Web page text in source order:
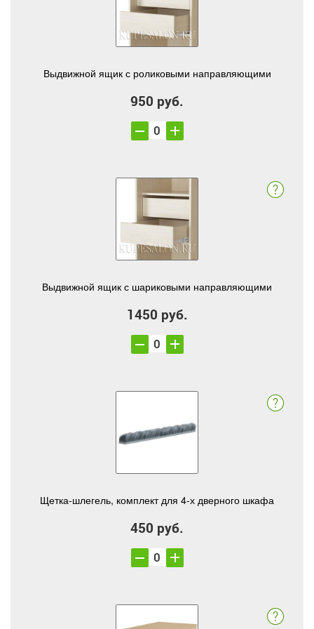
Выдвижной ящик с роликовыми направляющими
950 руб.
Выдвижной ящик с шариковыми направляющими
1450 руб.
Щетка-шлегель, комплект для 4-х дверного шкафа
450 руб.